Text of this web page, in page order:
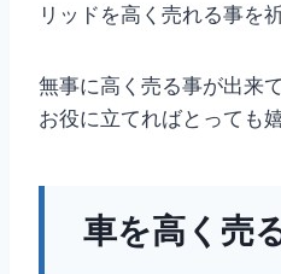
リッドを高く売れる事を
無事に高く売る事が出来
お役に立てればとっても
車を高く売